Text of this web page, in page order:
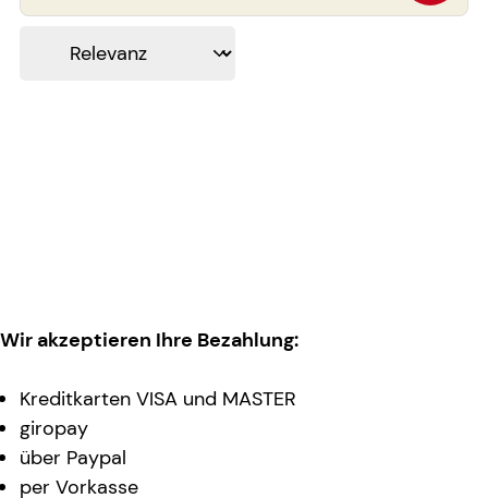
Wir akzeptieren Ihre Bezahlung:
Kreditkarten VISA und MASTER
giropay
über Paypal
per Vorkasse